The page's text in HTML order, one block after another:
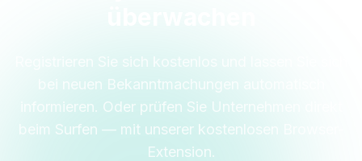
Registrieren Sie sich kostenlos und lassen Sie sich
bei neuen Bekanntmachungen automatisch
informieren. Oder prüfen Sie Unternehmen direkt
beim Surfen — mit unserer kostenlosen Browser-
Extension.